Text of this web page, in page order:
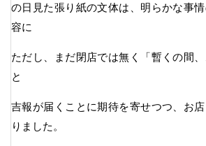
の日見た張り紙の文体は、明らかな事
容に
ただし、まだ閉店では無く「暫くの間
と
吉報が届くことに期待を寄せつつ、お
りました。